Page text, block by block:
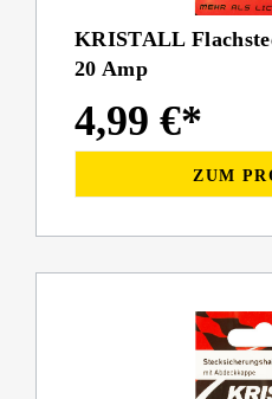
KRISTALL
20 Amp
4,99 €*
ZUM